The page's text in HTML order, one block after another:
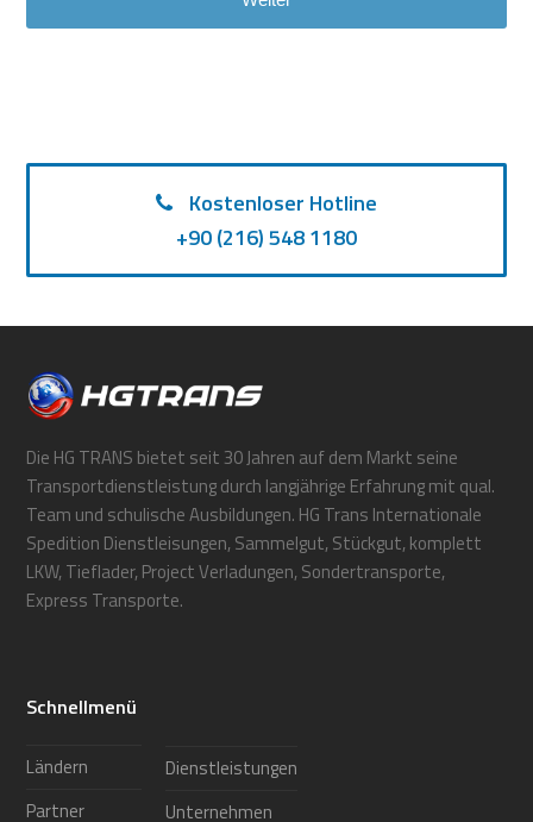
Kostenloser Hotline
+90 (216) 548 1180
Die HG TRANS bietet seit 30 Jahren auf dem Markt seine
Transportdienstleistung durch langjährige Erfahrung mit qual.
Team und schulische Ausbildungen. HG Trans Internationale
Spedition Dienstleisungen, Sammelgut, Stückgut, komplett
LKW, Tieflader, Project Verladungen, Sondertransporte,
Express Transporte.
Schnellmenü
Ländern
Partner
Dienstleistungen
Unternehmen